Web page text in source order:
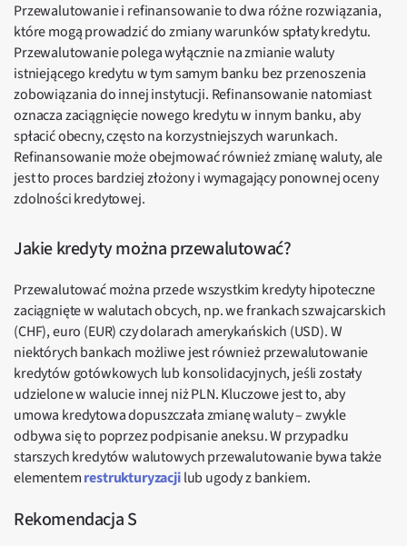
Przewalutowanie i refinansowanie to dwa różne rozwiązania,
które mogą prowadzić do zmiany warunków spłaty kredytu.
Przewalutowanie polega wyłącznie na zmianie waluty
istniejącego kredytu w tym samym banku bez przenoszenia
zobowiązania do innej instytucji. Refinansowanie natomiast
oznacza zaciągnięcie nowego kredytu w innym banku, aby
spłacić obecny, często na korzystniejszych warunkach.
Refinansowanie może obejmować również zmianę waluty, ale
jest to proces bardziej złożony i wymagający ponownej oceny
zdolności kredytowej.
Jakie kredyty można przewalutować?
Przewalutować można przede wszystkim kredyty hipoteczne
zaciągnięte w walutach obcych, np. we frankach szwajcarskich
(CHF), euro (EUR) czy dolarach amerykańskich (USD). W
niektórych bankach możliwe jest również przewalutowanie
kredytów gotówkowych lub konsolidacyjnych, jeśli zostały
udzielone w walucie innej niż PLN. Kluczowe jest to, aby
umowa kredytowa dopuszczała zmianę waluty – zwykle
odbywa się to poprzez podpisanie aneksu. W przypadku
starszych kredytów walutowych przewalutowanie bywa także
elementemrestrukturyzacjilub ugody z bankiem.
Rekomendacja S